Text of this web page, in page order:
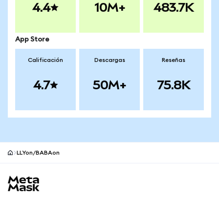
4.4 10M+ 483.7K
App Store
Calificación
4.7
Descargas
50M+
Reseñas
75.8K
LLYon/BABAon